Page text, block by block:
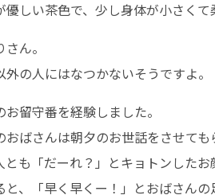
しい茶色で、少し身体が小さくて
ん。
の人にはなつかないそうですよ。
留守番を経験しました。
ばさんは朝夕のお世話をさせても
も「だーれ？」とキョトンしたお
、「早く早くー！」とおばさんの